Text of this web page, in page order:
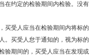
在约定的检验期间内检验。没有
买受人应当在检验期间内将标的
。买受人怠于通知的，视为标的
验期间的，买受人应当在发现或